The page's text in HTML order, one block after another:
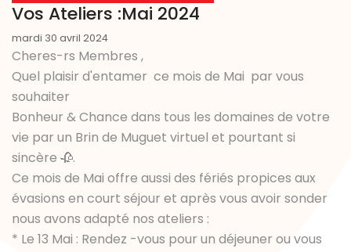
Vos Ateliers :Mai 2024
mardi 30 avril 2024
Cheres-rs Membres ,
Quel plaisir d'entamer ce mois de Mai par vous
souhaiter
Bonheur & Chance dans tous les domaines de votre
vie par un Brin de Muguet virtuel et pourtant si
sincère 🥀.
Ce mois de Mai offre aussi des fériés propices aux
évasions en court séjour et après vous avoir sonder
nous avons adapté nos ateliers :
* Le 13 Mai : Rendez -vous pour un déjeuner ou vous